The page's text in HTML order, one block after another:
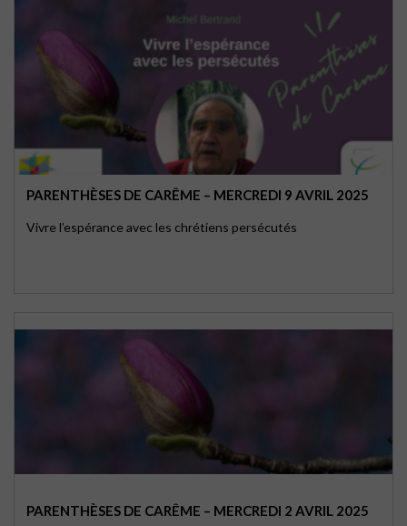
PARENTHÈSES DE CARÊME – MERCREDI 9 AVRIL 2025
Vivre l’espérance avec les chrétiens persécutés
PARENTHÈSES DE CARÊME – MERCREDI 2 AVRIL 2025